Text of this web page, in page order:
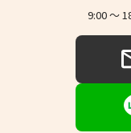
9:00 〜